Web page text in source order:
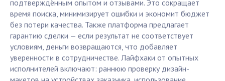
подтверждённым опытом и отзывами. Это сокращает
время поиска, минимизирует ошибки и экономит бюджет
без потери качества. Также платформа предлагает
гарантию сделки — если результат не соответствует
условиям, деньги возвращаются, что добавляет
уверенности в сотрудничестве. Лайфхаки от опытных
исполнителей включают: раннюю проверку дизайн-